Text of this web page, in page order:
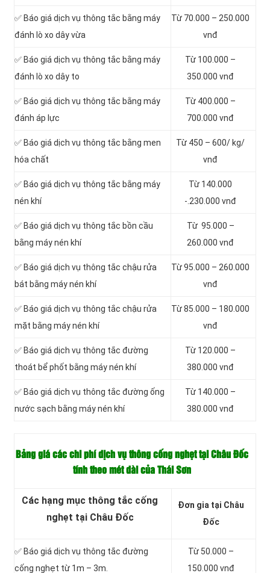
✅ Báo giá dịch vụ thông tắc bằng máy
đánh lò xo dây vừa
Từ 70.000 – 250.000
vnđ
✅ Báo giá dịch vụ thông tắc bằng máy
đánh lò xo dây to
Từ 100.000 –
350.000 vnđ
✅ Báo giá dịch vụ thông tắc bằng máy
đánh áp lực
Từ 400.000 –
700.000 vnđ
✅ Báo giá dịch vụ thông tắc bằng men
hóa chất
Từ 450 – 600/ kg/
vnđ
✅ Báo giá dịch vụ thông tắc bằng máy
nén khí
Từ 140.000
-.230.000 vnđ
✅ Báo giá dịch vụ thông tắc bồn cầu
bằng máy nén khí
Từ 95.000 –
260.000 vnđ
✅ Báo giá dịch vụ thông tắc chậu rửa
bát bằng máy nén khí
Từ 95.000 – 260.000
vnđ
✅ Báo giá dịch vụ thông tắc chậu rửa
mặt bằng máy nén khí
Từ 85.000 – 180.000
vnđ
✅ Báo giá dịch vụ thông tắc đường
thoát bể phốt bằng máy nén khí
Từ 120.000 –
380.000 vnđ
✅ Báo giá dịch vụ thông tắc đường ống
nước sạch bằng máy nén khí
Từ 140.000 –
380.000 vnđ
Bảng giá các chi phí dịch vụ thông cống nghẹt tại Châu Đốc
tính theo mét dài của Thái Sơn
Các hạng mục thông tắc cống
nghẹt tại Châu Đốc
Đơn gia tại Châu
Đốc
✅ Báo giá dịch vụ thông tắc đường
cống nghẹt từ 1m – 3m.
Từ 50.000 –
150.000 vnđ